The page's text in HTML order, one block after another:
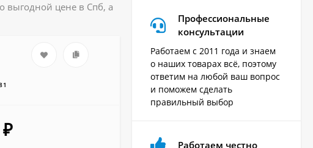
выгодной цене в Спб, а
₽
Профессиональные
консультации
Работаем с 2011 года и знаем
о наших товарах всё, поэтому
ответим на любой ваш вопрос
и поможем сделать
правильный выбор
Работаем честно